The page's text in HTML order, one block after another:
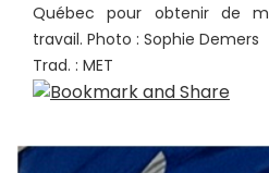
Québec pour obtenir de
travail. Photo : Sophie Demers
Trad. : MET